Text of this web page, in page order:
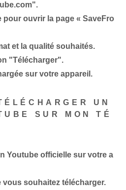
pour ouvrir la page « SaveFro
et la qualité souhaités.
"Télécharger".
sur votre appareil.
UN
SUR MON TÉ
Youtube officielle sur votre a
vous souhaitez télécharger.